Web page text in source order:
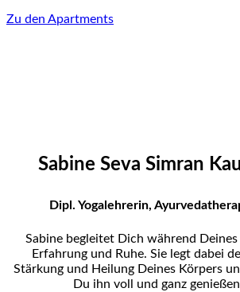
Zu den Apartments
Sabine Seva Simran
Dipl. Yogalehrerin,
Sabine begleitet Dich während Deines
Erfahrung und Ruhe. Sie legt dabei
Stärkung und Heilung Deines Körpers
Du ihn voll und ganz